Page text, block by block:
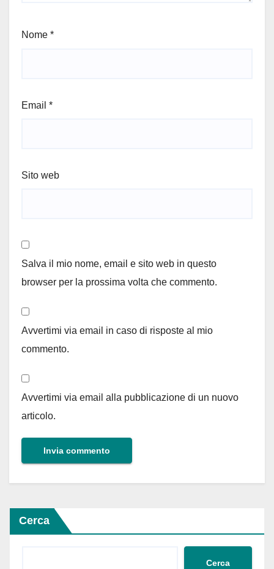
Nome *
Email *
Sito web
Salva il mio nome, email e sito web in questo
browser per la prossima volta che commento.
Avvertimi via email in caso di risposte al mio
commento.
Avvertimi via email alla pubblicazione di un nuovo
articolo.
Cerca
Cerca